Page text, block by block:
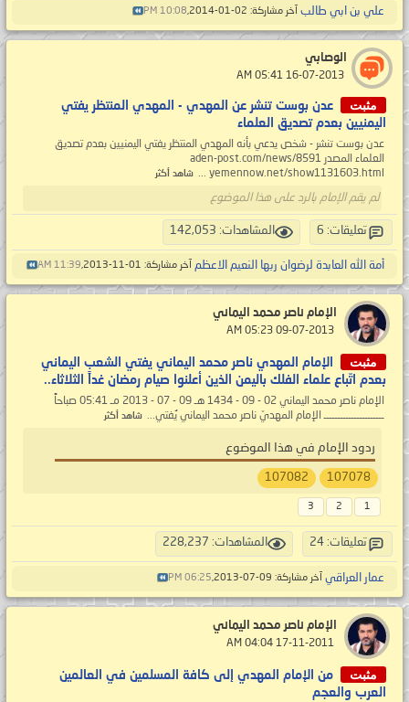
علي بن ابي طالب آخر مشاركة: 02-01-2014, 10:08 PM
الوصابي
مثبت
عدن بوست تنشر عن المهدي - المهدي المنتظر يفتي
اليمنيين بعدم تصديق العلماء
عدن بوست تنشر - شخص يدعي بأنه المهدي المنتظر يفتي اليمنيين بعدم تصديق
العلماء المصدر aden-post.com/news/8591
yemennow.net/show1131603.html ...
شاهد أكثر
لم يقم الإمام بالرد على هذا الموضوع
تعليقات: 6 المشاهدات: 142,053
أمة الله العابدة لرضوان ربها النعيم الاعظم آخر مشاركة: 01-11-2013, 11:39 AM
الإمام ناصر محمد اليماني
مثبت
الإمام المهدي ناصر محمد اليماني يفتي الشعب اليماني
بعدم اتّباع علماء الفلك باليمن الذين أعلنوا صيام رمضان غداً الثلاثاء..
الإمام ناصر محمد اليماني 02 - 09 - 1434 هـ 09 - 07 - 2013 مـ 05:41 صباحاً
ــــــــــــــــــــــ الإمام المهديّ ناصر محمد اليماني يُفتي... شاهد أكثر
ردود الإمام في هذا الموضوع
107078
107082
1
2
3
تعليقات: 24 المشاهدات: 228,237
عمار العراقي آخر مشاركة: 09-07-2013, 06:25 PM
الإمام ناصر محمد اليماني
مثبت
من الإمام المهدي إلى كافة المسلمين في العالمين
العرب والعجم